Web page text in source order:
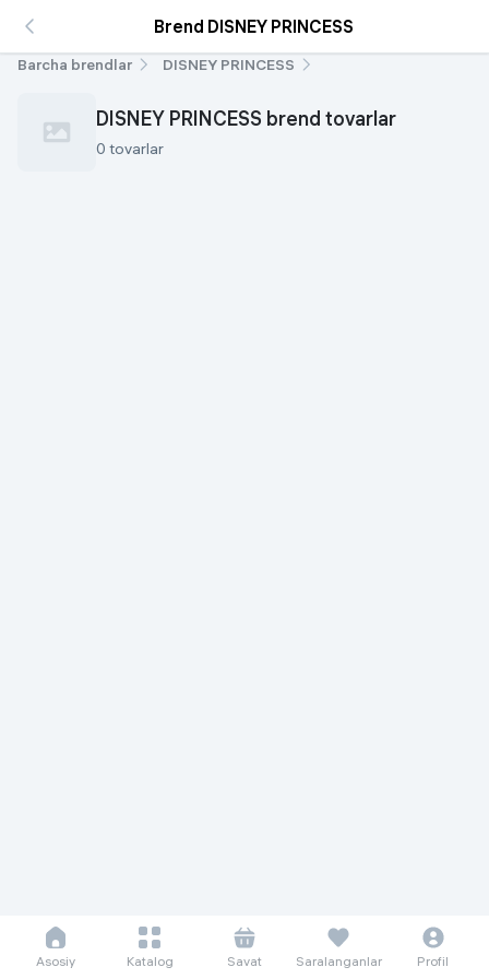
Brend DISNEY PRINCESS
Barcha brendlar DISNEY PRINCESS
DISNEY PRINCESS brend tovarlar
0 tovarlar
Asosiy Katalog Savat Saralanganlar Profil